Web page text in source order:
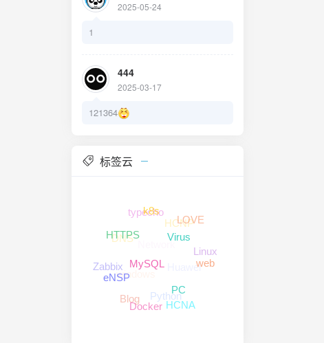
2025-05-24
1
444
2025-03-17
121364
标签云
HCNA
Python
Huawei
Linux
web
PC
Docker
Blog
windows
Network
HCNPLOVE
Virus
MySQL
eNSP
Zabbix
DNS
typecho
k8s
HTTPS